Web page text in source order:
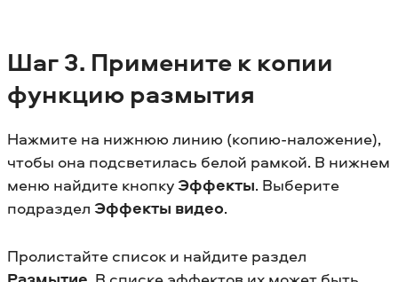
Шаг 3. Примените к копии
функцию размытия
Нажмите на нижнюю линию (копию-наложение),
чтобы она подсветилась белой рамкой. В нижнем
меню найдите кнопку Эффекты. Выберите
подраздел Эффекты видео.
Пролистайте список и найдите раздел